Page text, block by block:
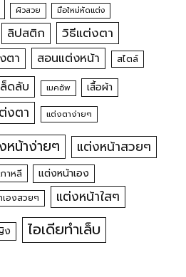
ผิวสวย มือใหม่หัดแต่ง
ลิปสติก
วิธีแต่งตา
ตา สอนแต่งหน้า สไตล์
ดลับ เมคอัพ เสื้อผ้า
งตา แต่งตาง่ายๆ
หน้าง่ายๆ แต่งหน้าสวยๆ
าหลี แต่งหน้าเอง
องสวยๆ แต่งหน้าใสๆ
ง ไอเดียทำเล็บ